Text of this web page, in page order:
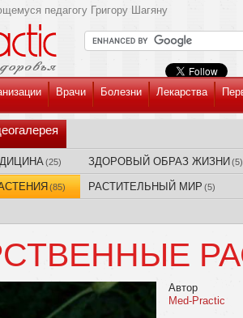
педагогу Григору Шагяну
Врачи Болезни Лекарства
(25) ЗДОРОВЫЙ ОБРАЗ ЖИЗНИ (5)
(85) РАСТИТЕЛЬНЫЙ МИР (5)
Автор
Med-Practic